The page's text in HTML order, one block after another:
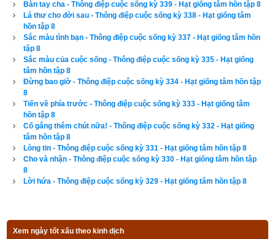
Bàn tay cha - Thông điệp cuộc sống kỳ 339 - Hạt giống tâm hồn tập 8
Lá thư cho đời sau - Thông điệp cuộc sống kỳ 338 - Hạt giống tâm
hồn tập 8
Sắc màu tình bạn - Thông điệp cuộc sống kỳ 337 - Hạt giống tâm hồn
tập 8
Sắc màu của cuộc sống - Thông điệp cuộc sống kỳ 335 - Hạt giống
tâm hồn tập 8
Đừng bao giờ - Thông điệp cuộc sống kỳ 334 - Hạt giống tâm hồn tập
8
Tiến về phía trước - Thông điệp cuộc sống kỳ 333 - Hạt giống tâm
hồn tập 8
Cố gắng thêm chút nữa! - Thông điệp cuộc sống kỳ 332 - Hạt giống
tâm hồn tập 8
Lòng tin - Thông điệp cuộc sống kỳ 331 - Hạt giống tâm hồn tập 8
Cho và nhận - Thông điệp cuộc sống kỳ 330 - Hạt giống tâm hồn tập
8
Lời hứa - Thông điệp cuộc sống kỳ 329 - Hạt giống tâm hồn tập 8
Xem ngày tốt xấu theo kinh dịch